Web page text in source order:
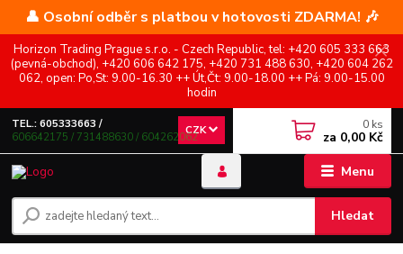
👤 Osobní odběr s platbou v hotovosti ZDARMA! 🎶
Horizon Trading Prague s.r.o. - Czech Republic, tel: +420 605 333 663
(pevná-obchod), +420 606 642 175, +420 731 488 630, +420 604 262
062, open: Po,St: 9.00-16.30 ++ Út,Čt: 9.00-18.00 ++ Pá: 9.00-15.00
hodin
Menu
CZK
Hledat
TEL.: 605333663 /
606642175 / 731488630 / 604262062
0 ks
za 0,00 Kč